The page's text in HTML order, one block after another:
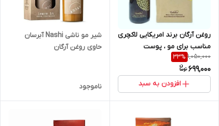
روغن آرگان برند امریکایی لاکچری
مناسب برای مو ، پوست
1,050,000
33%
699,000
افزودن به سبد
شیر مو ناشی Nashi آبرسان
حاوی روغن آرگان
ناموجود